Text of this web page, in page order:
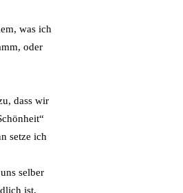
was ich
oder
dass wir
setze ich
selber
ist,